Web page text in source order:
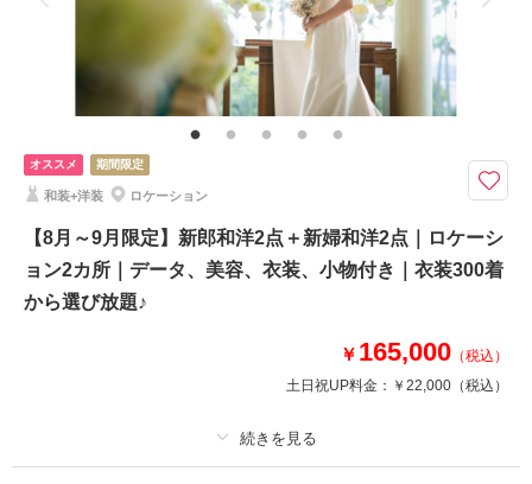
家族用衣装レンタル ペットと撮影
【8月～9月限定】新郎1点新婦2点の洋装ロケスタプラン（データ150カッ
●新郎衣裳：タキシード1点
●新婦衣裳：ウェディング・カクテル
●ロケーション＋スタジオ
●データ１５０カット
●着付け・ヘアメイク・小物一式
●その他 ネックレス、イヤリング、靴、髪飾りなど
相談予約する
オススメ 期間限定
和装+洋装 ロケーション
【8月～9月限定】新郎和洋2点＋新婦和洋2点｜ロケーシ
ョン2カ所｜データ、美容、衣装、小物付き｜衣装300着
から選び放題♪
￥ 165,000 （税込）
土日祝UP料金： ￥22,000 （税込）